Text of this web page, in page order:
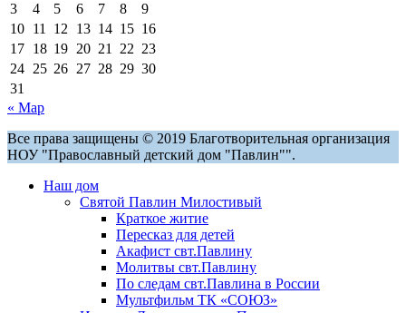
3
4 5 6 7 8
9
10 11 12 13 14 15 16
17 18 19 20 21 22 23
24 25 26 27 28 29 30
31
« Мар
Все права защищены © 2019 Благотворительная организация
НОУ "Православный детский дом "Павлин"".
Наш дом
Святой Павлин Милостивый
Краткое житие
Пересказ для детей
Акафист свт.Павлину
Молитвы свт.Павлину
По следам свт.Павлина в России
Мультфильм ТК «СОЮЗ»